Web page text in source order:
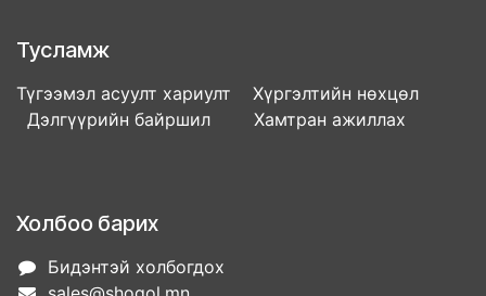
Тусламж
Түгээмэл асуулт хариулт Хүргэлтийн нөхцөл
Дэлгүүрийн байршил Хамтран ажиллах
Холбоо барих
Бидэнтэй холбогдох